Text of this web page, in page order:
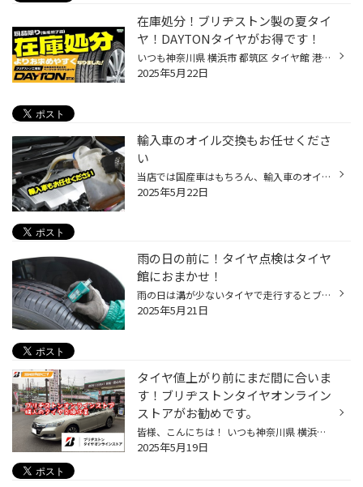
在庫処分！ブリヂストン製の夏タイ
ヤ！DAYTONタイヤがお得です！
いつも神奈川県 横浜市 都筑区 タイヤ館 港北ニュータウン店のWebを御覧の皆様ありがとうございます♪ タイヤ館は、あなたの町の "タイヤ専門店"です。 在庫処分！ブリヂストン製の夏タイヤ！デイトンがオトクです！ ブリヂストン製の夏タイヤ！デイトンがオトクです！ 在庫限りとなりますので 無く...
2025年5月22日
輸入車のオイル交換もお任せくださ
い
当店では国産車はもちろん、輸入車のオイル交換作業も承っております。 輸入車対応のエンジンオイルを ご準備しております ※ 純正オイルもお取り寄せできます ※お取り寄せ対応となる商品もございます ※在庫の確認・商品のお取り寄せの場合は、お手元に車検証をご用意ください。 ※車種によっては対応...
2025年5月22日
雨の日の前に！タイヤ点検はタイヤ
館におまかせ！
雨の日は溝が少ないタイヤで走行するとブレーキの効きが悪く、大変危険です。 安心して走行するために、しっかり「タイヤ点検」をして備えましょう！ タイヤの残り溝をしっかりチェックしよう！ タイヤの溝は雨で濡れた路面の水をしっかり掻き出す能力があります。 溝が少なくなってしまうと、溝が...
2025年5月21日
タイヤ値上がり前にまだ間に合いま
す！ブリヂストンタイヤオンライン
ストアがお勧めです。
皆様、こんにちは！ いつも神奈川県 横浜市 都筑区 タイヤ館 港北ニュータウン店のWebを御覧の皆様ありがとうございます♪ タイヤ館は、あなたの町の "タイヤ専門店"です。 2025年6月1日よりブリヂストンタイヤが値上がりとなりますが 「 タイヤをインターネットで注文して、 タイヤ館で取り付けでき...
2025年5月19日